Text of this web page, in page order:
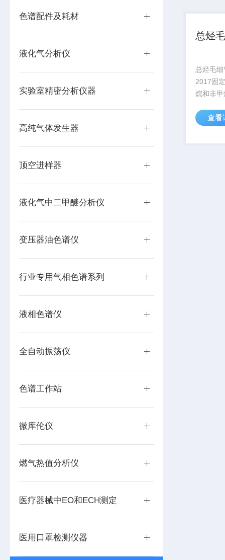
色谱配件及耗材
液化气分析仪
实验室精密分析仪器
高纯气体发生器
顶空进样器
液化气中二甲醚分析仪
变压器油色谱仪
行业专用气相色谱系列
液相色谱仪
全自动振荡仪
色谱工作站
微库伦仪
燃气热值分析仪
医疗器械中EO和ECH测定
医用口罩检测仪器
总烃
总烃毛
2017固
烷和非
析，产
查看